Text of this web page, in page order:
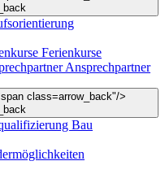
Ferienkurse
Ansprechpartner
arrow_back"/>